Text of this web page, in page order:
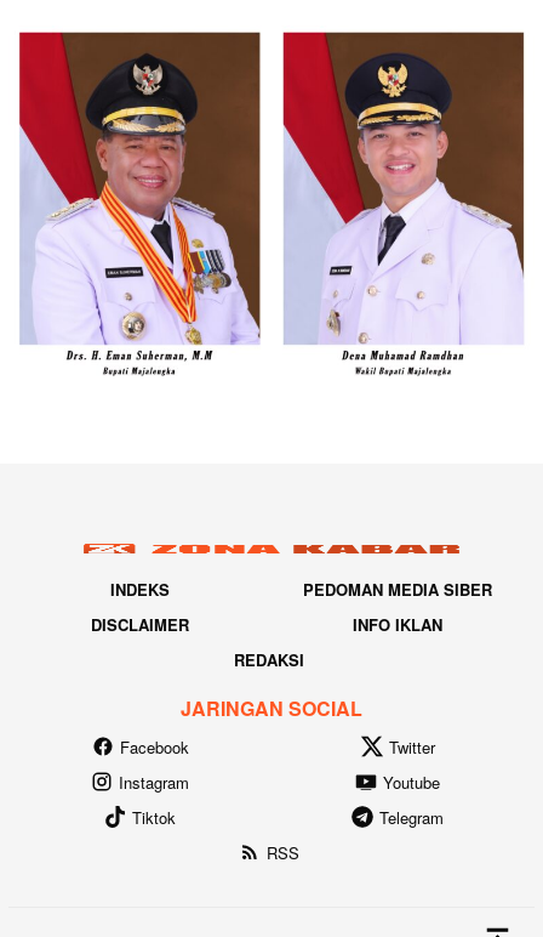
INDEKS
PEDOMAN MEDIA SIBER
DISCLAIMER
INFO IKLAN
REDAKSI
JARINGAN SOCIAL
Facebook
Twitter
Instagram
Youtube
Tiktok
Telegram
RSS